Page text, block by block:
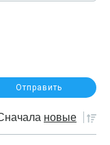
новые